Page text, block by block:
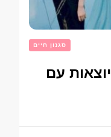
סגנון חיים
עם